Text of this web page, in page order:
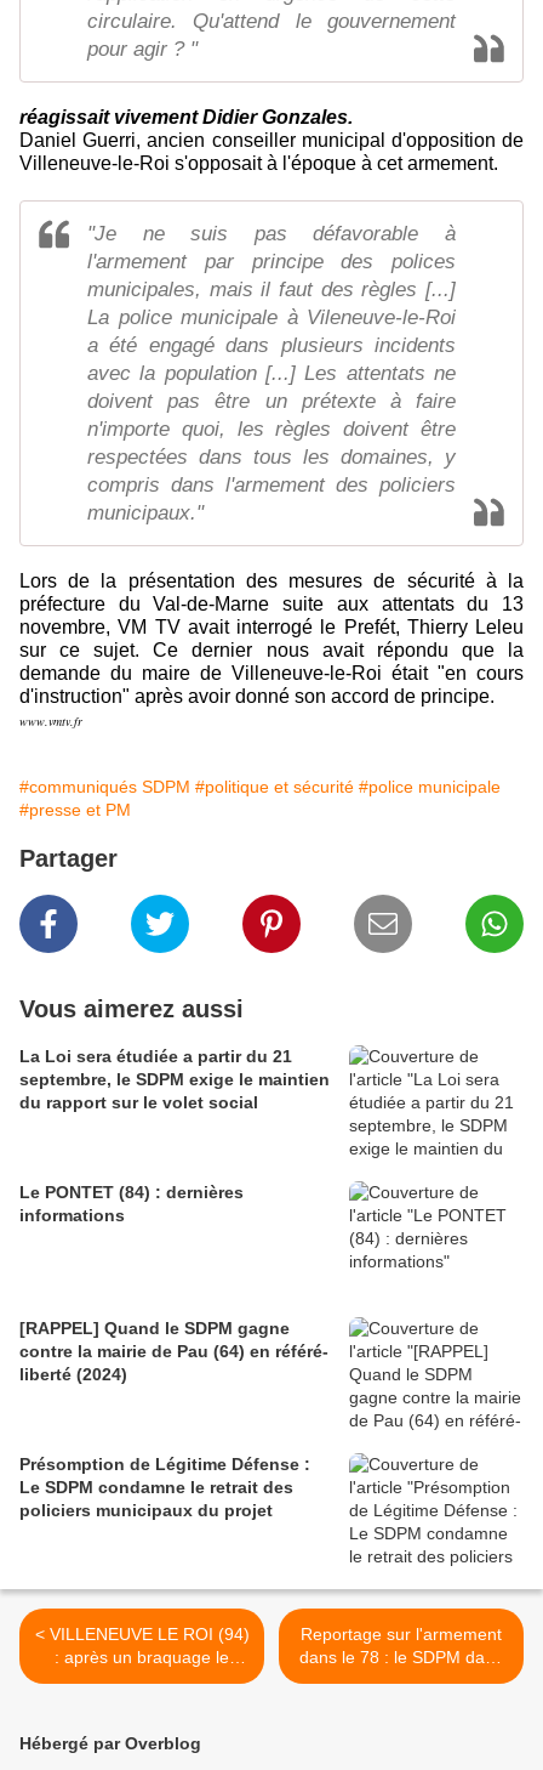
circulaire. Qu'attend le gouvernement
pour agir ? "
réagissait vivement Didier Gonzales.
Daniel Guerri, ancien conseiller municipal d'opposition de
Villeneuve-le-Roi s'opposait à l'époque à cet armement.
"Je ne suis pas défavorable à
l'armement par principe des polices
municipales, mais il faut des règles [...]
La police municipale à Vileneuve-le-Roi
a été engagé dans plusieurs incidents
avec la population [...] Les attentats ne
doivent pas être un prétexte à faire
n'importe quoi, les règles doivent être
respectées dans tous les domaines, y
compris dans l'armement des policiers
municipaux."
Lors de la présentation des mesures de sécurité à la
préfecture du Val-de-Marne suite aux attentats du 13
novembre, VM TV avait interrogé le Prefét, Thierry Leleu
sur ce sujet. Ce dernier nous avait répondu que la
demande du maire de Villeneuve-le-Roi était "en cours
d'instruction" après avoir donné son accord de principe.
www.vmtv.fr
#communiqués SDPM #politique et sécurité #police municipale
#presse et PM
Partager
Vous aimerez aussi
La Loi sera étudiée a partir du 21
septembre, le SDPM exige le maintien
du rapport sur le volet social
Le PONTET (84) : dernières
informations
[RAPPEL] Quand le SDPM gagne
contre la mairie de Pau (64) en référé-
liberté (2024)
Présomption de Légitime Défense :
Le SDPM condamne le retrait des
policiers municipaux du projet
< VILLENEUVE LE ROI (94)
: après un braquage le
SDPM engage contre l’Etat
Reportage sur l'armement
dans le 78 : le SDPM dans
la Gazette en Yvelines >
Hébergé par Overblog